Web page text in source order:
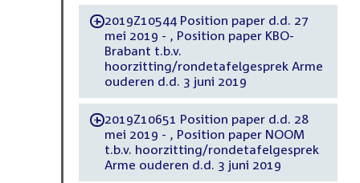
-2019Z10544 Position paper d.d. 27
mei 2019 - , Position paper KBO-
Brabant t.b.v.
hoorzitting/rondetafelgesprek Arme
ouderen d.d. 3 juni 2019
-2019Z10651 Position paper d.d. 28
mei 2019 - , Position paper NOOM
t.b.v. hoorzitting/rondetafelgesprek
Arme ouderen d.d. 3 juni 2019